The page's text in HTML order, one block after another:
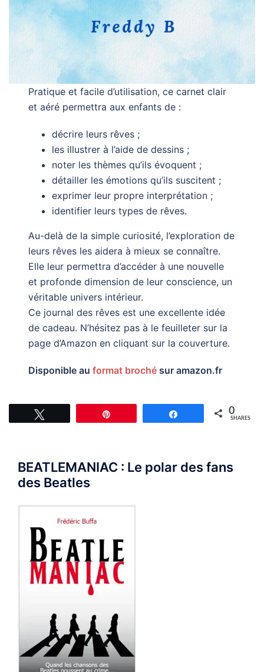
Pratique et facile d’utilisation, ce carnet clair
et aéré permettra aux enfants de :
décrire leurs rêves ;
les illustrer à l’aide de dessins ;
noter les thèmes qu’ils évoquent ;
détailler les émotions qu’ils suscitent ;
exprimer leur propre interprétation ;
identifier leurs types de rêves.
Au-delà de la simple curiosité, l’exploration de
leurs rêves les aidera à mieux se connaître.
Elle leur permettra d’accéder à une nouvelle
et profonde dimension de leur conscience, un
véritable univers intérieur.
Ce journal des rêves est une excellente idée
de cadeau. N’hésitez pas à le feuilleter sur la
page d’Amazon en cliquant sur la couverture.
Disponible auformat broché suramazon.fr
0
SHARES
BEATLEMANIAC : Le polar des fans
des Beatles